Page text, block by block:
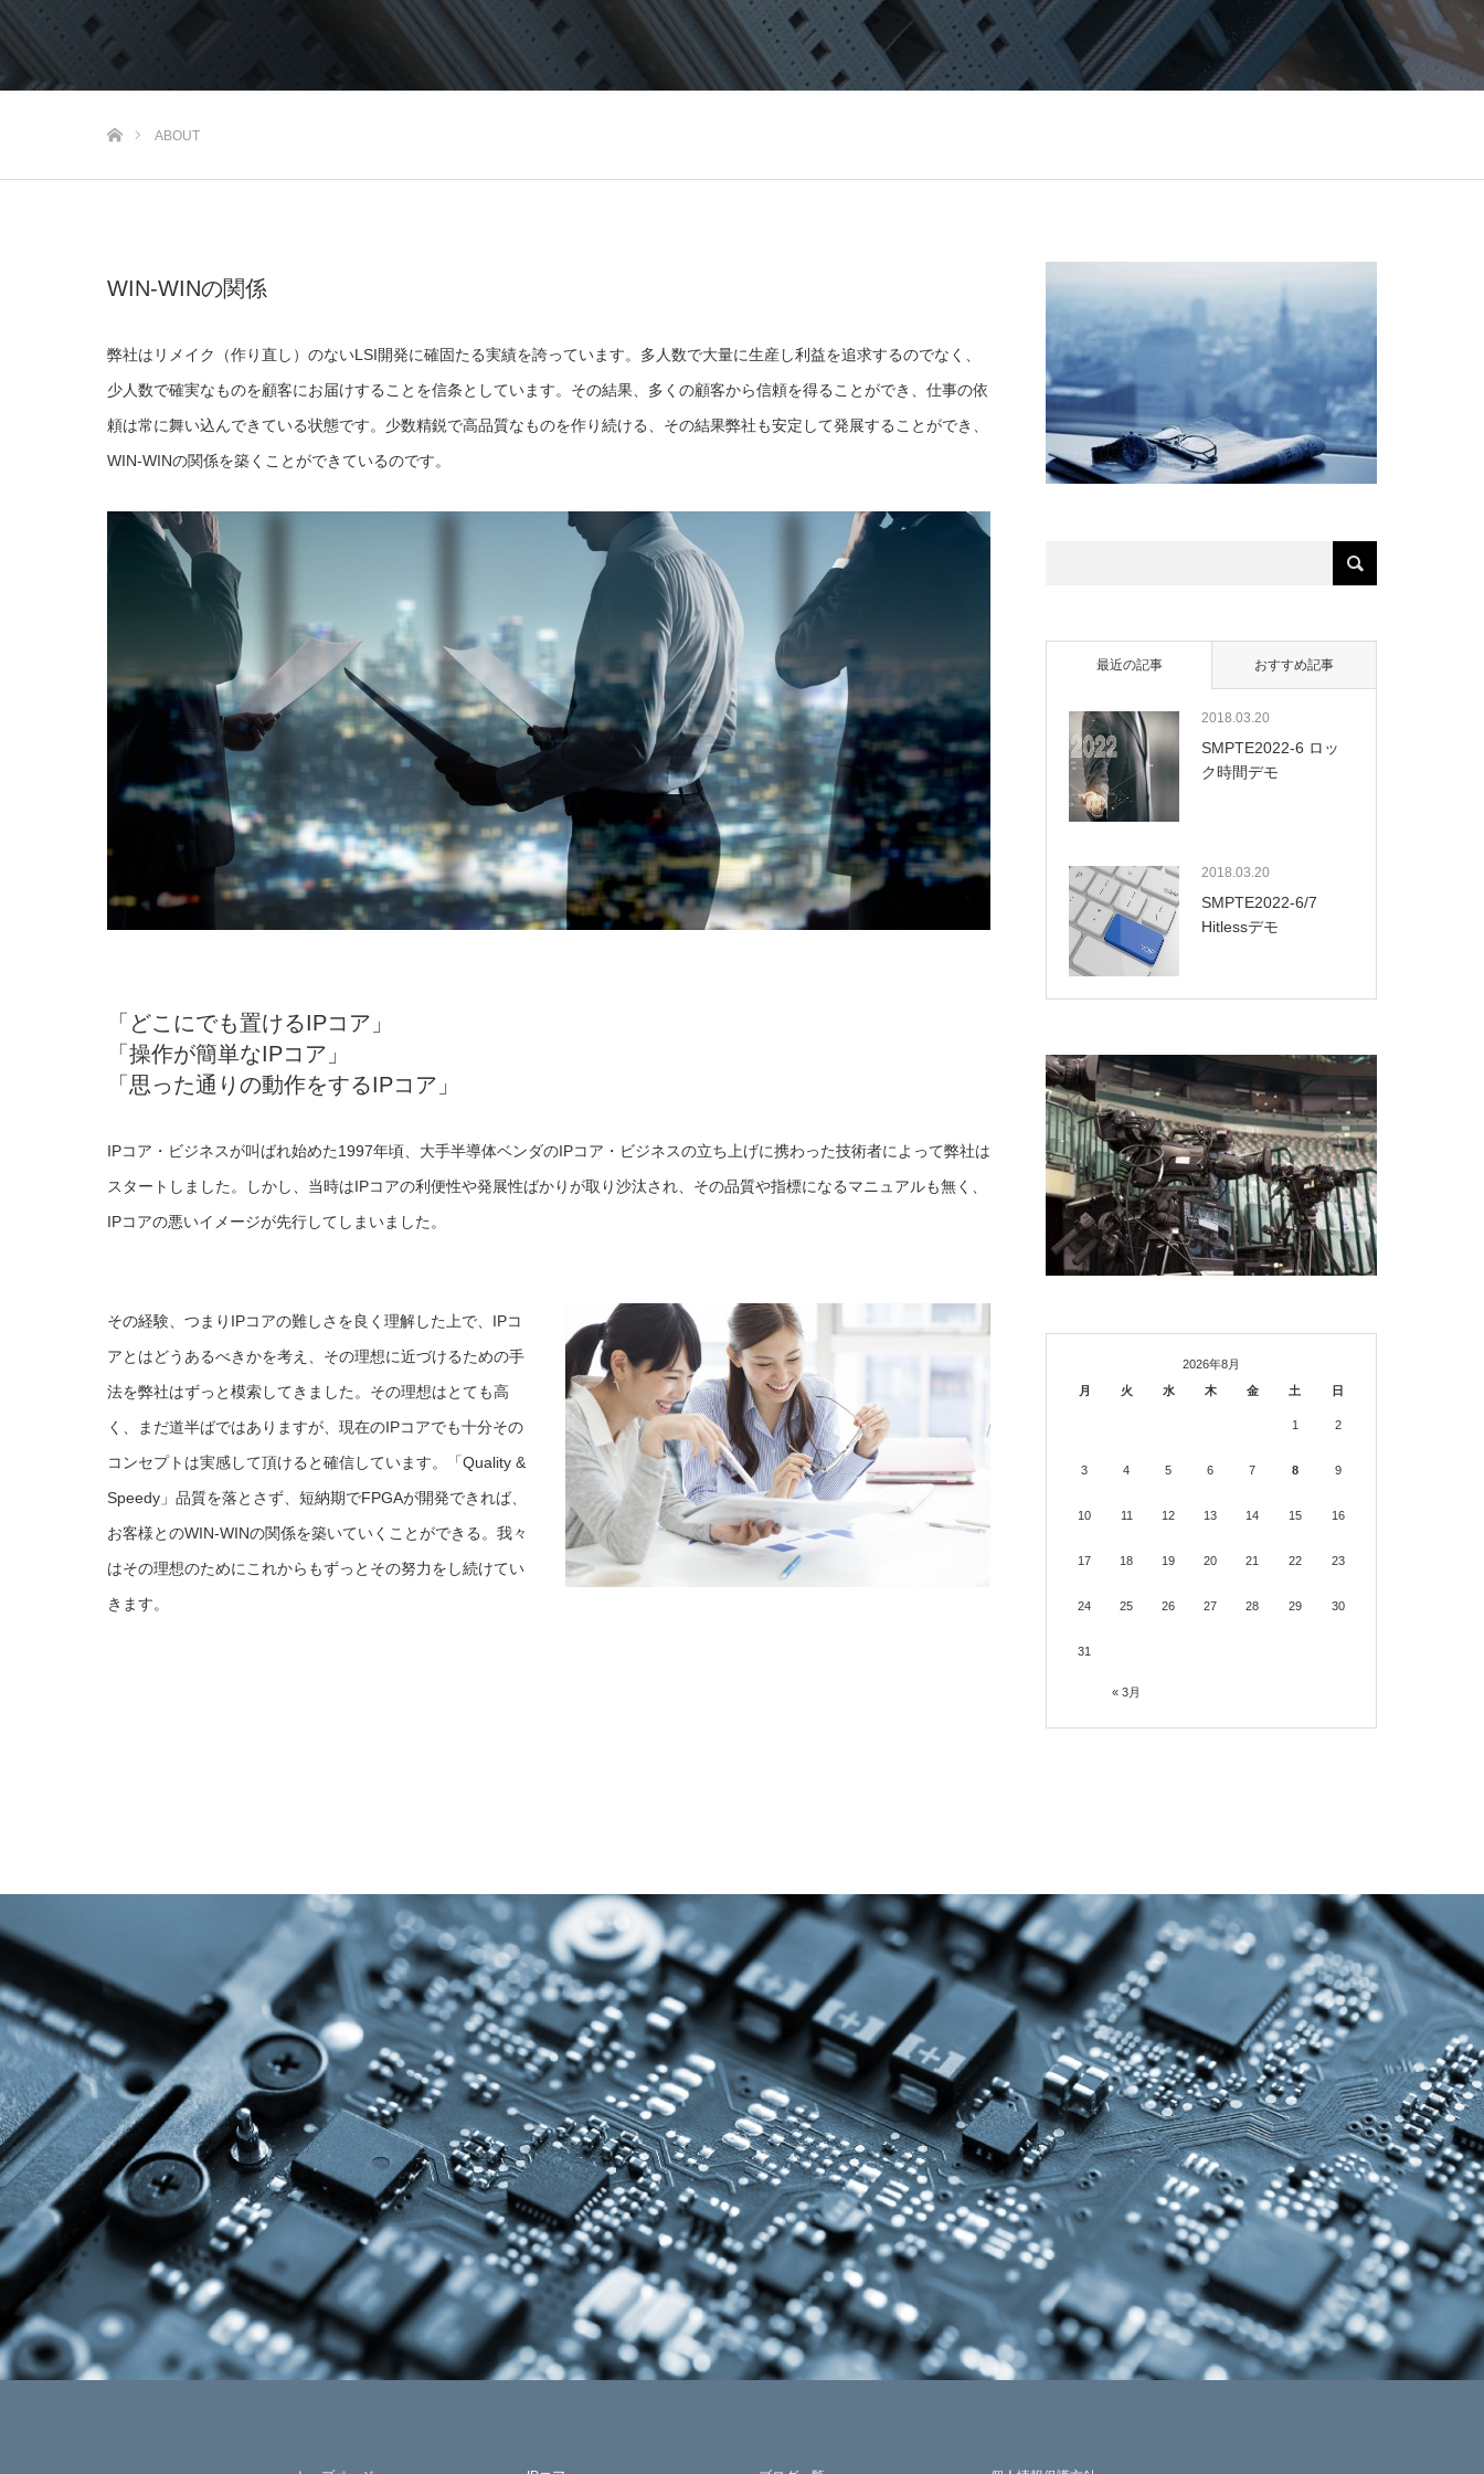
ABOUT
WIN-WINの関係
弊社はリメイク（作り直し）のないLSI開発に確固たる実績を誇っています。多人数で大量に生産し利益を追求するのでなく、
少人数で確実なものを顧客にお届けすることを信条としています。その結果、多くの顧客から信頼を得ることができ、仕事の依
頼は常に舞い込んできている状態です。少数精鋭で高品質なものを作り続ける、その結果弊社も安定して発展することができ、
WIN-WINの関係を築くことができているのです。
「どこにでも置けるIPコア」
「操作が簡単なIPコア」
「思った通りの動作をするIPコア」
IPコア・ビジネスが叫ばれ始めた1997年頃、大手半導体ベンダのIPコア・ビジネスの立ち上げに携わった技術者によって弊社は
スタートしました。しかし、当時はIPコアの利便性や発展性ばかりが取り沙汰され、その品質や指標になるマニュアルも無く、
IPコアの悪いイメージが先行してしまいました。
その経験、つまりIPコアの難しさを良く理解した上で、IPコ
アとはどうあるべきかを考え、その理想に近づけるための手
法を弊社はずっと模索してきました。その理想はとても高
く、まだ道半ばではありますが、現在のIPコアでも十分その
コンセプトは実感して頂けると確信しています。「Quality &
Speedy」品質を落とさず、短納期でFPGAが開発できれば、
お客様とのWIN-WINの関係を築いていくことができる。我々
はその理想のためにこれからもずっとその努力をし続けてい
きます。
最近の記事 おすすめ記事
2018.03.20
SMPTE2022-6 ロッ
ク時間デモ
2018.03.20
SMPTE2022-6/7
Hitlessデモ
2026年8月
月
火 水 木 金 土 日
« 3月
1 2
3 4 5 6 7 8 9
10 11 12 13 14 15 16
17 18 19 20 21 22 23
24 25 26 27 28 29 30
31